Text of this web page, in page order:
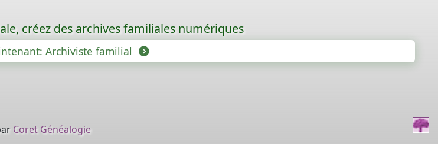
créez des archives familiales numériques
Archiviste familial
Coret Généalogie